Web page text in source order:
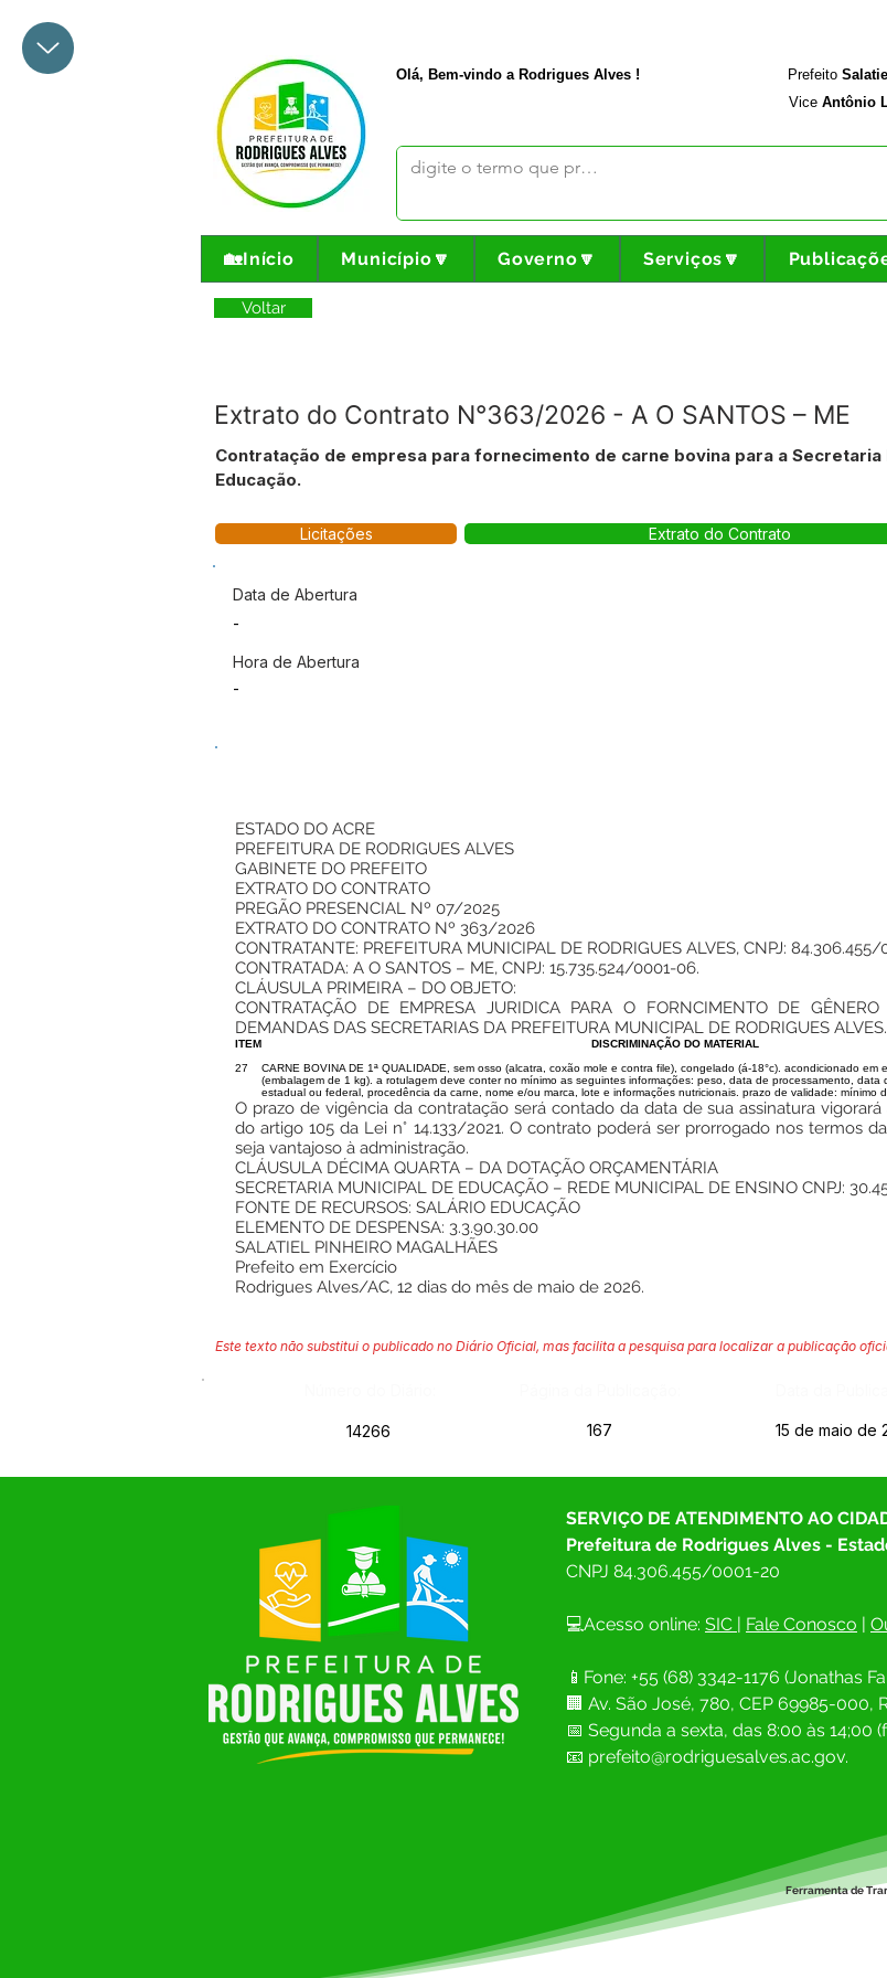
Olá, Bem-vindo a Rodrigues Alves ! Prefeito
Vice Antônio
🏡Início Município🔽 Governo🔽 Serviços🔽
Voltar
Extrato do Contrato N°363/2026 - A O SANTOS – ME
Contratação de empresa para fornecimento de carne bovina para a Secretaria
Educação.
Licitações Extrato do Contrato
Data de Abertura
-
Hora de Abertura
-
ESTADO DO ACRE
PREFEITURA DE RODRIGUES ALVES
GABINETE DO PREFEITO
EXTRATO DO CONTRATO
PREGÃO PRESENCIAL Nº 07/2025
EXTRATO DO CONTRATO Nº 363/2026
CONTRATANTE: PREFEITURA MUNICIPAL DE RODRIGUES ALVES, CNPJ:
CONTRATADA: A O SANTOS – ME, CNPJ: 15.735.524/0001-06.
CLÁUSULA PRIMEIRA – DO OBJETO:
CONTRATAÇÃO DE EMPRESA JURIDICA PARA O FORNCIMENTO DE
DEMANDAS DAS SECRETARIAS DA PREFEITURA MUNICIPAL DE RODRIGUES ALVES.
ITEM DISCRIMINAÇÃO DO MATERIAL
27
CARNE BOVINA DE 1ª QUALIDADE, sem osso (alcatra, coxão mole e contra file), congelado (á-18°c). acondicionado em
(embalagem de 1 kg). a rotulagem deve conter no mínimo as seguintes informações: peso, data de processamento, data
estadual ou federal, procedência da carne, nome e/ou marca, lote e informações nutricionais. prazo de validade: mínimo
O prazo de vigência da contratação será contado da data de sua assinatura
do artigo 105 da Lei n° 14.133/2021. O contrato poderá ser prorrogado nos termos
seja vantajoso à administração.
CLÁUSULA DÉCIMA QUARTA – DA DOTAÇÃO ORÇAMENTÁRIA
SECRETARIA MUNICIPAL DE EDUCAÇÃO – REDE MUNICIPAL DE ENSINO CNPJ:
FONTE DE RECURSOS: SALÁRIO EDUCAÇÃO
ELEMENTO DE DESPENSA: 3.3.90.30.00
SALATIEL PINHEIRO MAGALHÃES
Prefeito em Exercício
Rodrigues Alves/AC, 12 dias do mês de maio de 2026.
Este texto não substitui o publicado no Diário Oficial, mas facilita a pesquisa para localizar a publicação
14266 167 15 de maio de
SERVIÇO DE ATENDIMENTO AO
Prefeitura de Rodrigues Alves -
CNPJ 84.306.455/0001-20
💻Acesso online: SIC | Fale Conosco |
📱Fone: +55 (68) 3342-1176 (Jonathas
🏢 Av. São José, 780, CEP 69985-000,
📅 Segunda a sexta, das 8:00 às 14;00
📧 prefeito@rodriguesalves.ac.gov.
Ferramenta de